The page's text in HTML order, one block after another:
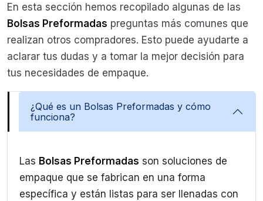
En esta sección hemos recopilado algunas de las
Bolsas Preformadas preguntas más comunes que
realizan otros compradores. Esto puede ayudarte a
aclarar tus dudas y a tomar la mejor decisión para
tus necesidades de empaque.
¿Qué es un Bolsas Preformadas y cómo
funciona?
Las Bolsas Preformadas son soluciones de
empaque que se fabrican en una forma
específica y están listas para ser llenadas con